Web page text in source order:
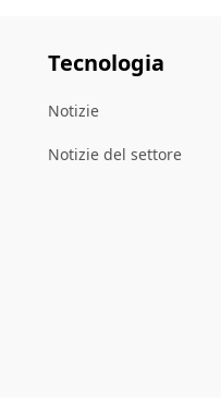
Tecnologia
Notizie
Notizie del settore